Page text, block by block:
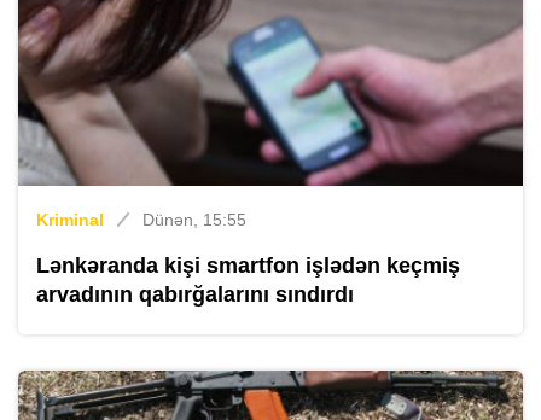
Kriminal Dünən, 15:55
Lənkəranda kişi smartfon işlədən keçmiş
arvadının qabırğalarını sındırdı